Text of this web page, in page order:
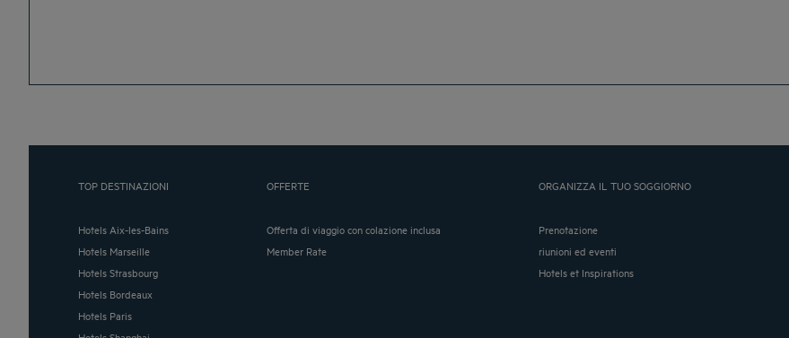
TOP DESTINAZIONI
Hotels Aix-les-Bains
Hotels Marseille
Hotels Strasbourg
Hotels Bordeaux
Hotels Paris
OFFERTE
Offerta di viaggio con colazione inclusa
Member Rate
ORGANIZZA IL TUO SOGGIORNO
Prenotazione
riunioni ed eventi
Hotels et Inspirations